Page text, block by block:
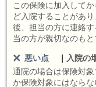
この保険に加入して
ど入院することがあ
後、担当の方に連絡
当の方が親切なのもと
悪い点
入院の
通院の場合は保険対
か保険対象にはなら